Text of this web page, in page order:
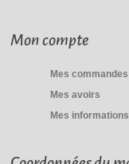
Mon compte
Mes commandes
Mes avoirs
Mes